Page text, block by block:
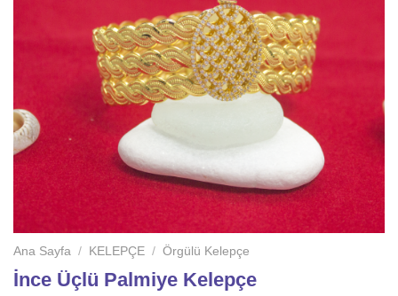
Ana Sayfa / KELEPÇE / Örgülü Kelepçe
İnce Üçlü Palmiye Kelepçe